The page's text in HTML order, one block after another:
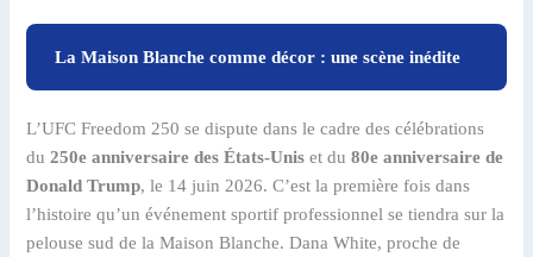
La Maison Blanche comme décor : une scène inédite
L’UFC Freedom 250 se dispute dans le cadre des célébrations
du250e anniversaire des États-Unis et du80e anniversaire de
Donald Trump, le 14 juin 2026. C’est la première fois dans
l’histoire qu’un événement sportif professionnel se tiendra sur la
pelouse sud de la Maison Blanche. Dana White, proche de